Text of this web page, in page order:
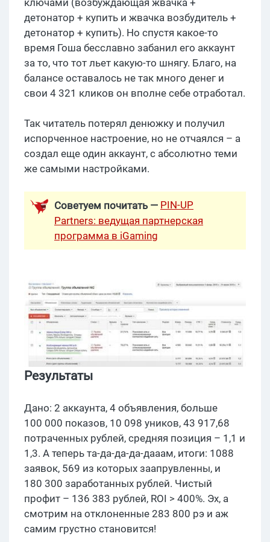
детонатор + купить и жвачка возбудитель +
детонатор + купить). Но спустя какое-то
время Гоша бесславно забанил его аккаунт
за то, что тот льет какую-то шнягу. Благо, на
балансе оставалось не так много денег и
свои 4 321 кликов он вполне себе отработал.
Так читатель потерял денюжку и получил
испорченное настроение, но не отчаялся – а
создал еще один аккаунт, с абсолютно теми
же самыми настройками.
Советуем почитать — PIN-UP
Partners: ведущая партнерская
программа в iGaming
Результаты
Дано: 2 аккаунта, 4 объявления, больше
100 000 показов, 10 098 уников, 43 917,68
потраченных рублей, средняя позиция – 1,1 и
1,3. А теперь та-да-да-да-дааам, итоги: 1088
заявок, 569 из которых заапрувленны, и
180 300 заработанных рублей. Чистый
профит – 136 383 рублей, ROI > 400%. Эх, а
смотрим на отклоненные 283 800 рэ и аж
самим грустно становится!